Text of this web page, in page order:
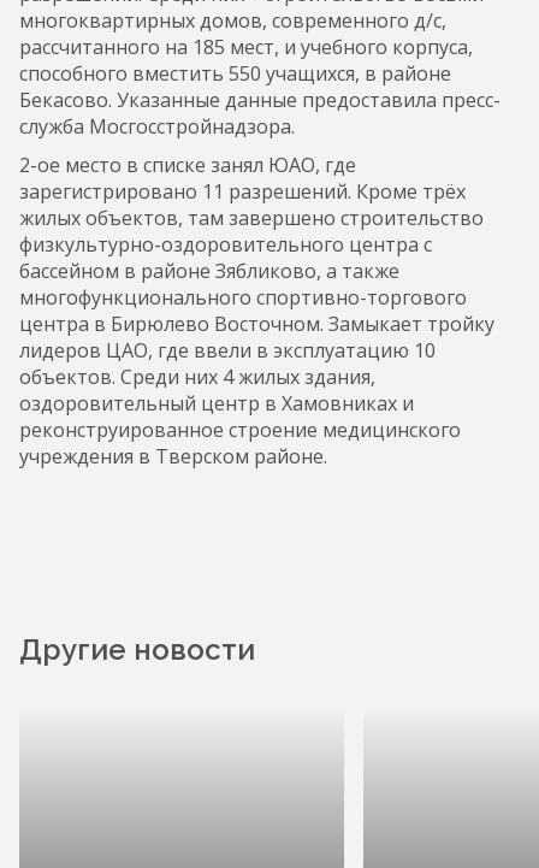
многоквартирных домов, современного д/с,
рассчитанного на 185 мест, и учебного корпуса,
способного вместить 550 учащихся, в районе
Бекасово. Указанные данные предоставила пресс-
служба Мосгосстройнадзора.
2-ое место в списке занял ЮАО, где
зарегистрировано 11 разрешений. Кроме трёх
жилых объектов, там завершено строительство
физкультурно-оздоровительного центра с
бассейном в районе Зябликово, а также
многофункционального спортивно-торгового
центра в Бирюлево Восточном. Замыкает тройку
лидеров ЦАО, где ввели в эксплуатацию 10
объектов. Среди них 4 жилых здания,
оздоровительный центр в Хамовниках и
реконструированное строение медицинского
учреждения в Тверском районе.
Другие новости